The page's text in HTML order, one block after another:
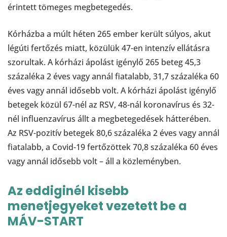
érintett tömeges megbetegedés.
Kórházba a múlt héten 265 ember került súlyos, akut
légúti fertőzés miatt, közülük 47-en intenzív ellátásra
szorultak. A kórházi ápolást igénylő 265 beteg 45,3
százaléka 2 éves vagy annál fiatalabb, 31,7 százaléka 60
éves vagy annál idősebb volt. A kórházi ápolást igénylő
betegek közül 67-nél az RSV, 48-nál koronavírus és 32-
nél influenzavírus állt a megbetegedések hátterében.
Az RSV-pozitív betegek 80,6 százaléka 2 éves vagy annál
fiatalabb, a Covid-19 fertőzöttek 70,8 százaléka 60 éves
vagy annál idősebb volt – áll a közleményben.
Az eddiginél kisebb
menetjegyeket vezetett be a
MÁV-START